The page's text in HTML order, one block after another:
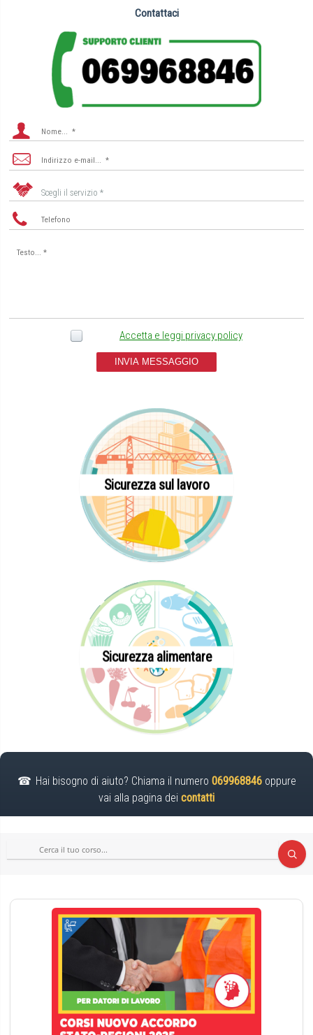
Contattaci
Scegli il servizio *
Accetta e leggi privacy policy
INVIA MESSAGGIO
Sicurezza sul lavoro
Sicurezza alimentare
Hai bisogno di aiuto? Chiama il numero 069968846oppure
vai alla pagina dei contatti